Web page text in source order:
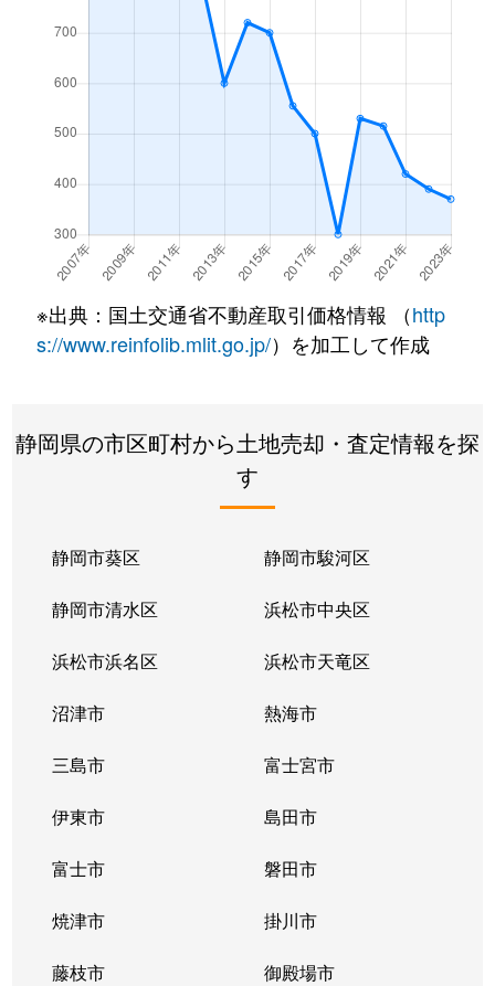
※出典：国土交通省不動産取引価格情報 （http
s://www.reinfolib.mlit.go.jp/）を加工して作成
静岡県の市区町村から土地売却・査定情報を探
す
静岡市葵区 静岡市駿河区
静岡市清水区 浜松市中央区
浜松市浜名区 浜松市天竜区
沼津市 熱海市
三島市 富士宮市
伊東市 島田市
富士市 磐田市
焼津市 掛川市
藤枝市 御殿場市